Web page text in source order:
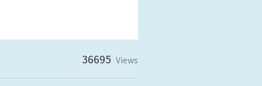
36695 Views